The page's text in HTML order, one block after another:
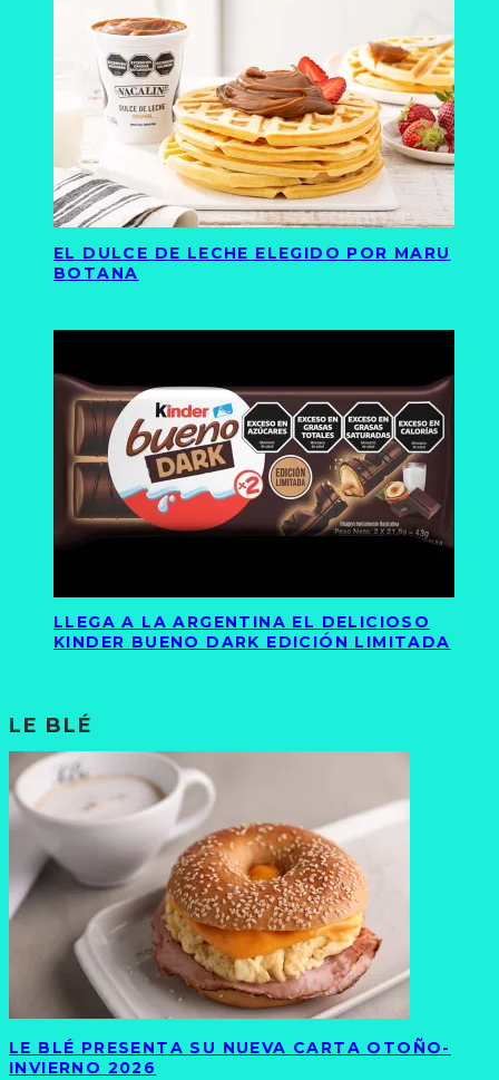
EL DULCE DE LECHE ELEGIDO POR MARU
BOTANA
LLEGA A LA ARGENTINA EL DELICIOSO
KINDER BUENO DARK EDICIÓN LIMITADA
LE BLÉ
LE BLÉ PRESENTA SU NUEVA CARTA OTOÑO-
INVIERNO 2026